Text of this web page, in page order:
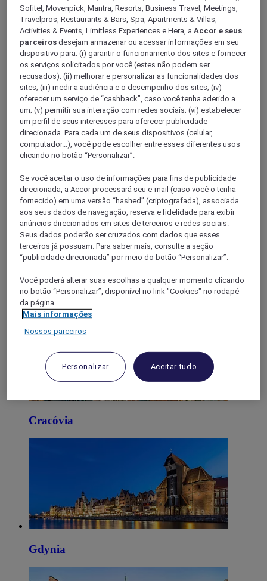
Katowice
Lublin
Cracóvia
Gdynia
Sofitel, Movenpick, Mantra, Resorts, Business Travel, Meetings,
Travelpros, Restaurants & Bars, Spa, Apartments & Villas,
Activities & Events, Limitless Experiences e Hera, aAccor e seus
parceiros desejam armazenar ou acessar informações em seu
dispositivo para: (i) garantir o funcionamento dos sites e fornecer
os serviços solicitados por você (estes não podem ser
recusados); (ii) melhorar e personalizar as funcionalidades dos
sites; (iii) medir a audiência e o desempenho dos sites; (iv)
oferecer um serviço de “cashback”, caso você tenha aderido a
um; (v) permitir sua interação com redes sociais; (vi) estabelecer
um perfil de seus interesses para oferecer publicidade
direcionada. Para cada um de seus dispositivos (celular,
computador...), você pode escolher entre esses diferentes usos
clicando no botão “Personalizar”.
Se você aceitar o uso de informações para fins de publicidade
direcionada, a Accor processará seu e-mail (caso você o tenha
fornecido) em uma versão “hashed” (criptografada), associada
aos seus dados de navegação, reserva e fidelidade para exibir
anúncios direcionados em sites de terceiros e redes sociais.
Seus dados poderão ser cruzados com dados que esses
terceiros já possuam. Para saber mais, consulte a seção
“publicidade direcionada” por meio do botão “Personalizar”.
Você poderá alterar suas escolhas a qualquer momento clicando
no botão “Personalizar”, disponível no link "Cookies" no rodapé
da página.
Mais informações
Nossos parceiros
Personalizar Aceitar tudo